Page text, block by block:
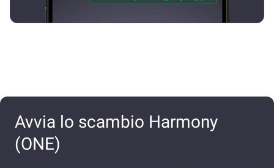
Avvia lo scambio Harmony
(ONE)